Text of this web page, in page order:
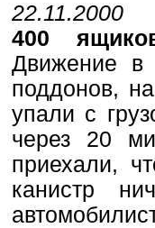
22.11.2000
400
Движение в
поддонов,
упали с
через 20
приехали,
канистр